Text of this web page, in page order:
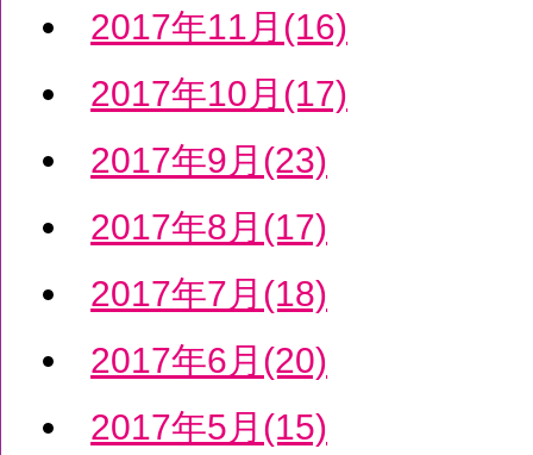
2017年11月(16)
2017年10月(17)
2017年9月(23)
2017年8月(17)
2017年7月(18)
2017年6月(20)
2017年5月(15)